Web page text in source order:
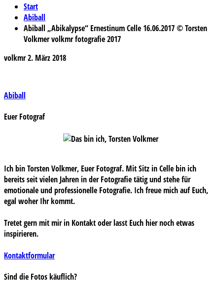
Start
Abiball
Abiball „Abikalypse“ Ernestinum Celle 16.06.2017 © Torsten
Volkmer volkmr fotografie 2017
volkmr2. März 2018
Beitragsnavigation
Abiball
Euer Fotograf
Ich bin Torsten Volkmer, Euer Fotograf. Mit Sitz in Celle bin ich
bereits seit vielen Jahren in der Fotografie tätig und stehe für
emotionale und professionelle Fotografie. Ich freue mich auf Euch,
egal woher Ihr kommt.
Tretet gern mit mir in Kontakt oder lasst Euch hier noch etwas
inspirieren.
Kontaktformular
Sind die Fotos käuflich?